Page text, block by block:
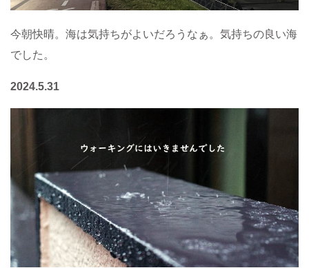
今朝快晴。海は気持ちがよいだろうなぁ。気持ちの良い海
でした。
2024.5.31